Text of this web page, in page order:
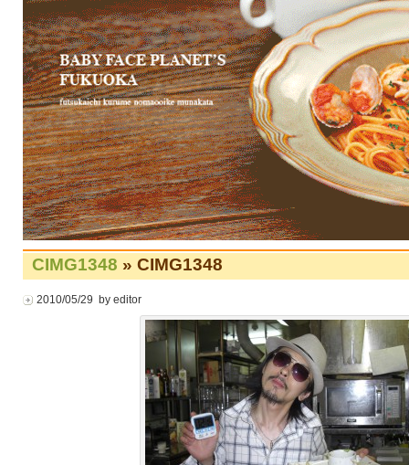
CIMG1348 » CIMG1348
2010/05/29 by editor